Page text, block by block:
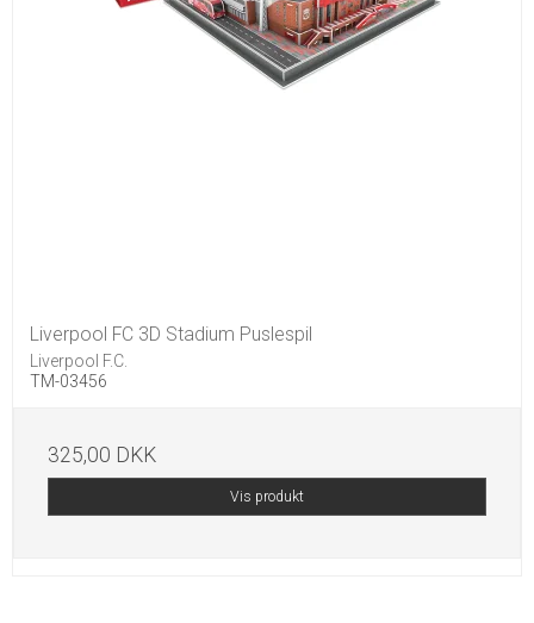
Liverpool FC 3D Stadium Puslespil
Liverpool F.C.
TM-03456
325,00 DKK
Vis produkt